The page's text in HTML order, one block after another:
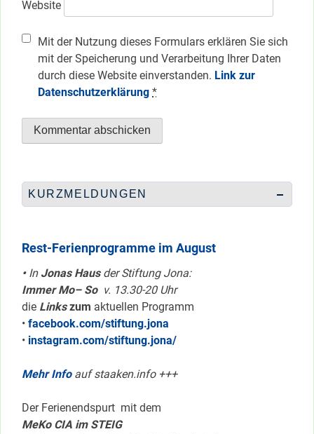
Website
Mit der Nutzung dieses Formulars erklären Sie sich
mit der Speicherung und Verarbeitung Ihrer Daten
durch diese Website einverstanden. Link zur
Datenschutzerklärung *
KURZMELDUNGEN
Rest-Ferienprogramme im August
•InJonas Hausder Stiftung Jona:
Immer Mo– So v. 13.30-20 Uhr
die Linkszum aktuellen Programm
• facebook.com/stiftung.jona
• instagram.com/stiftung.jona/
Mehr Infoauf staaken.info +++
Der Ferienendspurt mit dem
MeKo CIA im STEIG